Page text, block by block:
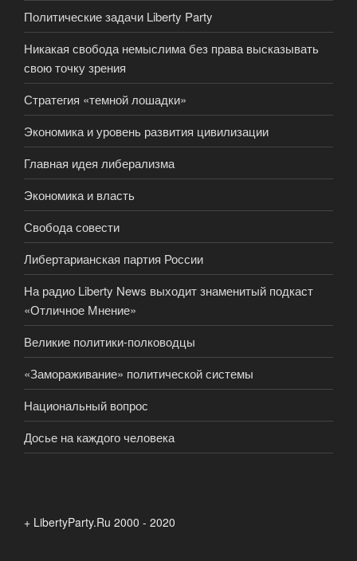
Политические задачи Liberty Party
Никакая свобода немыслима без права высказывать
свою точку зрения
Стратегия «темной лошадки»
Экономика и уровень развития цивилизации
Главная идея либерализма
Экономика и власть
Свобода совести
Либертарианская партия России
На радио Liberty News выходит знаменитый подкаст
«Отличное Мнение»
Великие политики-полководцы
«Замораживание» политической системы
Национальный вопрос
Досье на каждого человека
+ LibertyParty.Ru 2000 - 2020